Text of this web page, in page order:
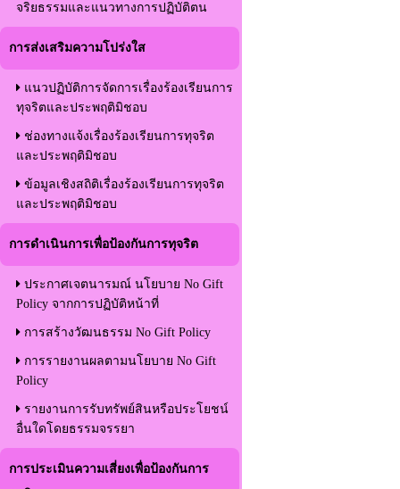
จริยธรรมและแนวทางการปฏิบัติตน
การส่งเสริมความโปร่งใส
แนวปฏิบัติการจัดการเรื่องร้องเรียนการ
ทุจริตและประพฤติมิชอบ
ช่องทางแจ้งเรื่องร้องเรียนการทุจริต
และประพฤติมิชอบ
ข้อมูลเชิงสถิติเรื่องร้องเรียนการทุจริต
และประพฤติมิชอบ
การดำเนินการเพื่อป้องกันการทุจริต
ประกาศเจตนารมณ์ นโยบาย No Gift
Policy จากการปฏิบัติหน้าที่
การสร้างวัฒนธรรม No Gift Policy
การรายงานผลตามนโยบาย No Gift
Policy
รายงานการรับทรัพย์สินหรือประโยชน์
อื่นใดโดยธรรมจรรยา
การประเมินความเสี่ยงเพื่อป้องกันการ